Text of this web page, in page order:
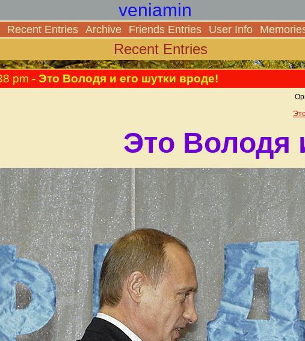
veniamin
Recent Entries Archive Friends Entries User Info
Recent Entries
pm - Это Володя и его шутки вроде!
Это Володя